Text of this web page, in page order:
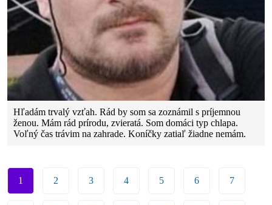
Hľadám trvalý vzťah. Rád by som sa zoznámil s príjemnou
ženou. Mám rád prírodu, zvieratá. Som domáci typ chlapa.
Voľný čas trávim na zahrade. Koníčky zatiaľ žiadne nemám.
1 2 3 4 5 6 7